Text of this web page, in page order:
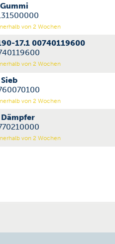
von 2 Wochen
17.1 00740119600
von 2 Wochen
von 2 Wochen
von 2 Wochen